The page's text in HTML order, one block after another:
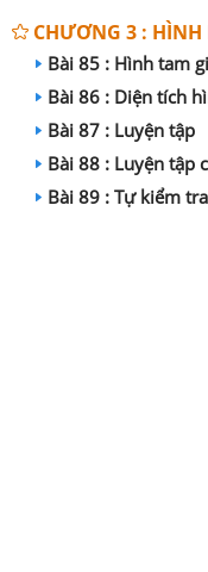
CHƯƠNG 3 : HÌNH
Bài 85 : Hình tam
Bài 86 : Diện tích
Bài 87 : Luyện tập
Bài 88 : Luyện tập
Bài 89 : Tự kiểm tra